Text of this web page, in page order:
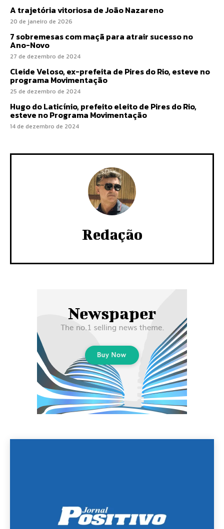
A trajetória vitoriosa de João Nazareno
20 de janeiro de 2026
7 sobremesas com maçã para atrair sucesso no
Ano-Novo
27 de dezembro de 2024
Cleide Veloso, ex-prefeita de Pires do Rio, esteve no
programa Movimentação
25 de dezembro de 2024
Hugo do Laticínio, prefeito eleito de Pires do Rio,
esteve no Programa Movimentação
14 de dezembro de 2024
Redação